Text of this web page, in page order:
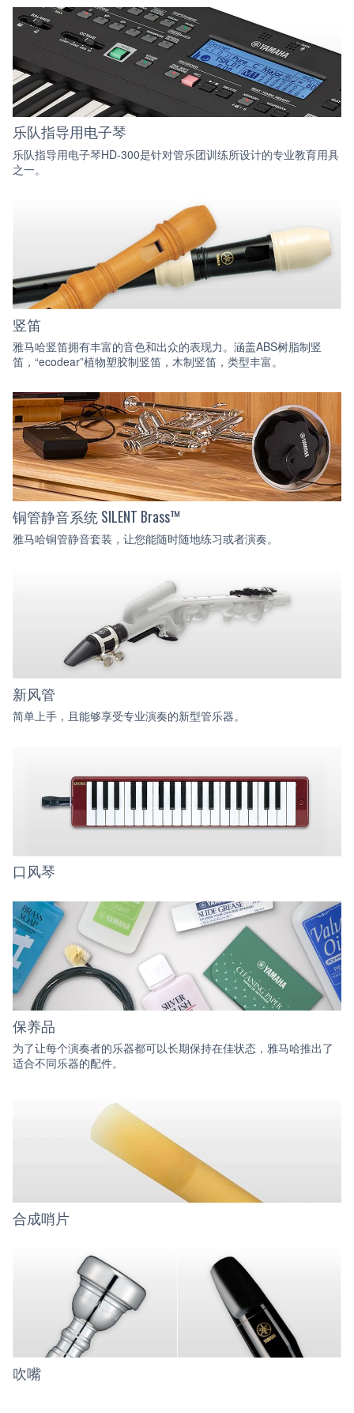
乐队指导用电子琴
乐队指导用电子琴HD-300是针对管乐团训练所设计的专业教育用具
之一。
竖笛
雅马哈竖笛拥有丰富的音色和出众的表现力。涵盖ABS树脂制竖
笛，“ecodear”植物塑胶制竖笛，木制竖笛，类型丰富。
铜管静音系统 SILENT Brass™
雅马哈铜管静音套装，让您能随时随地练习或者演奏。
新风管
简单上手，且能够享受专业演奏的新型管乐器。
口风琴
保养品
为了让每个演奏者的乐器都可以长期保持在佳状态，雅马哈推出了
适合不同乐器的配件。
合成哨片
吹嘴